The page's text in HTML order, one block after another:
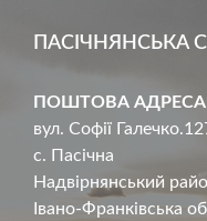
ПАСІЧНЯНСЬКА
ПОШТОВА
вул. Софії
с. Пасічна
Надвірнянський
Івано-Франківська